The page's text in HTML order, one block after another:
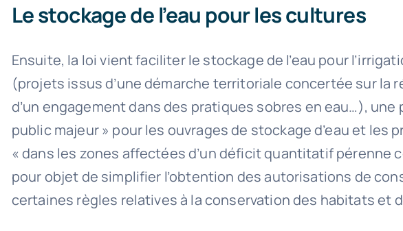
Le stockage de l’eau pour les cultures
Ensuite, la loi vient faciliter le stockage de l’eau pour
(projets issus d’une démarche territoriale concertée sur la
d’un engagement dans des pratiques sobres en eau…),
public majeur » pour les ouvrages de stockage d’eau et
« dans les zones affectées d’un déficit quantitatif
pour objet de simplifier l’obtention des autorisations de
certaines règles relatives à la conservation des habitats et